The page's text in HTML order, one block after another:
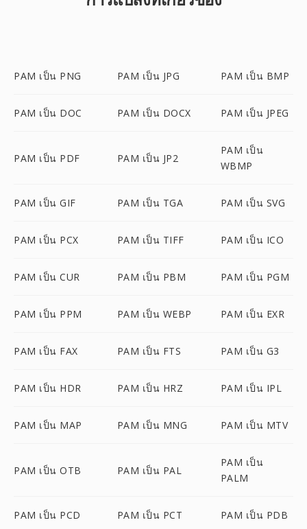
PAM เป็น PNG PAM เป็น JPG PAM เป็น BMP
PAM เป็น DOC PAM เป็น DOCX PAM เป็น JPEG
PAM เป็น PDF PAM เป็น JP2
PAM เป็น
WBMP
PAM เป็น GIF PAM เป็น TGA PAM เป็น SVG
PAM เป็น PCX PAM เป็น TIFF PAM เป็น ICO
PAM เป็น CUR PAM เป็น PBM PAM เป็น PGM
PAM เป็น PPM PAM เป็น WEBP PAM เป็น EXR
PAM เป็น FAX PAM เป็น FTS PAM เป็น G3
PAM เป็น HDR PAM เป็น HRZ PAM เป็น IPL
PAM เป็น MAP PAM เป็น MNG PAM เป็น MTV
PAM เป็น OTB PAM เป็น PAL
PAM เป็น
PALM
PAM เป็น PCD PAM เป็น PCT PAM เป็น PDB